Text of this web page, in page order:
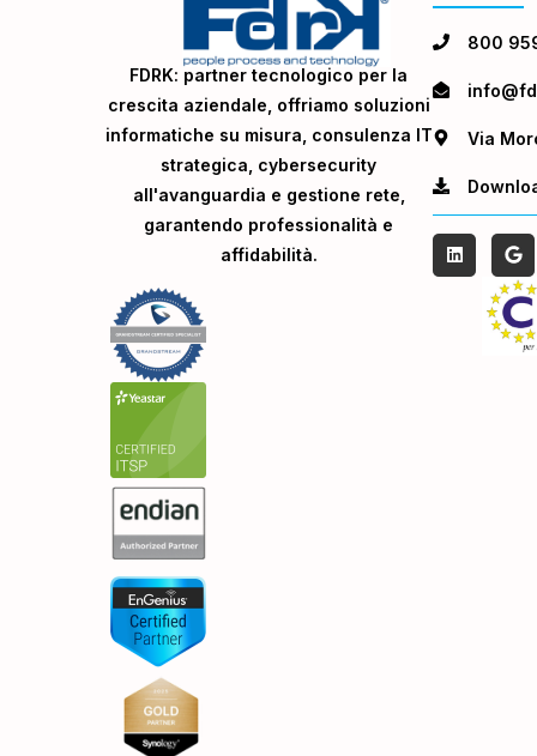
FDRK: partner tecnologico per la
crescita aziendale, offriamo soluzioni
informatiche su misura, consulenza IT
strategica, cybersecurity
all'avanguardia e gestione rete,
garantendo professionalità e
affidabilità.
800
Via